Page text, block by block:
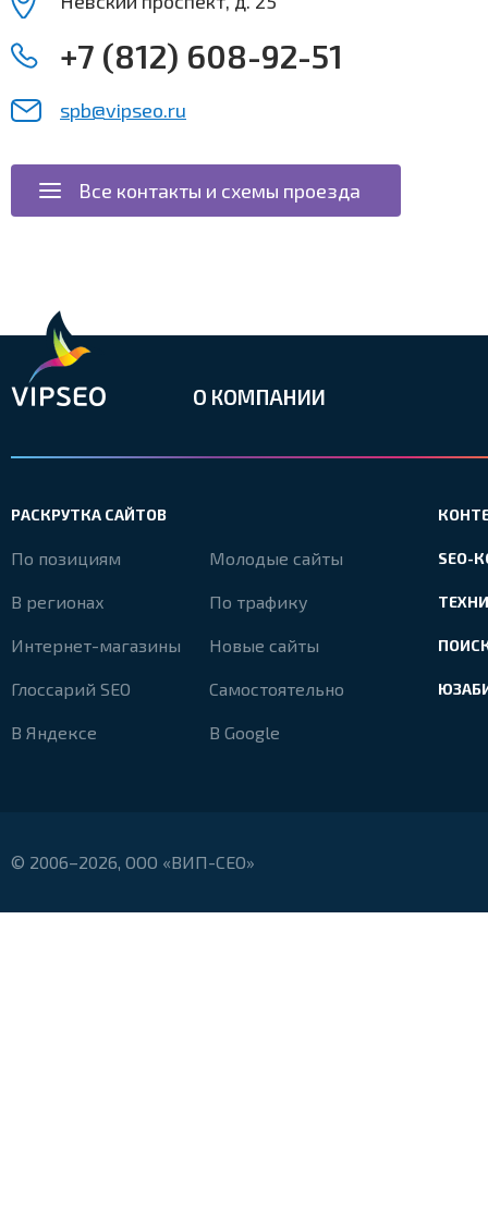
+7 (812) 608-92-51
spb@vipseo.ru
Все контакты и схемы проезда
О КОМПАНИИ
РАСКРУТКА САЙТОВ
По позициям Молодые сайты
В регионах По трафику
Интернет-магазины Новые сайты
Глоссарий SEO Самостоятельно
В Яндексе В Google
SEO-
© 2006–2026, ООО «ВИП-СЕО»